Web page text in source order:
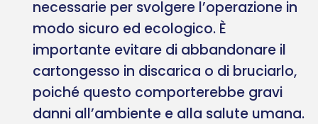
necessarie per svolgere l’operazione in
modo sicuro ed ecologico. È
importante evitare di abbandonare il
cartongesso in discarica o di bruciarlo,
poiché questo comporterebbe gravi
danni all’ambiente e alla salute umana.